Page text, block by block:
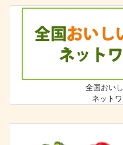
全国おい
ネット